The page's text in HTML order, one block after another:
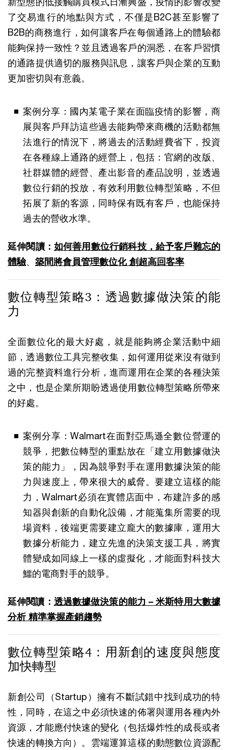
了交易進行的地點與方式，不僅是B2C甚至影響了
B2B的商務進行，如何讓客戶在每個通路上的體驗都
能夠保持一致性？並且透過客戶的洞悉，在客戶習慣
的通路提供適切的服務與訊息，讓客戶與企業的互動
更加密切與有意義。
案例分享：國內某電子業在面臨疫情的影響，商
展與客戶拜訪這些過去能夠帶來商機的活動都無
法進行的情況下，將過去的活動經費省下，投資
在各種線上通路的經營上，包括：官網的改版、
社群媒體的經營、產出影音的產品說明，並透過
數位行銷的投放，有效利用數位轉型策略，不但
拓展了新的客源，同時保有既有客戶，也能保持
過去的營收水準。
延伸閱讀： 如何善用數位行銷科技，給予客戶難忘的
體驗、 築間將會員管理數位化 創超高回客率
數位轉型策略3：透過數據做決策的能
力
全面數位化的最大好處，就是能夠將企業活動中細
節，透過數位工具完整收集，如何運用從來沒有做到
過的完整資料進行分析，進而運用在企業的各種決策
之中，也是企業所期盼透過使用數位轉型策略所帶來
的好處。
案例分享：Walmart在面對亞馬遜全數位營運的
競爭，把數位轉型的重點放在「建立用數據做決
策的能力」，因為競爭對手在運用數據決策的能
力與速度上，帶來很大的威脅。要建立這樣的能
力，Walmart必須在實體店面中，布建許多的感
知器與創新的自動化設備，才能蒐集所需要的現
場資料，後端更需要建立龐大的數據庫，運用大
數據分析能力，建立先進的決策支援工具，將實
體變成如同線上一樣的虛擬化，才能面對科技大
鱷的電商對手的競爭。
延伸閱讀： 透過數據做決策的能力 – 米斯特用大數據
分析 精準掌握產銷趨勢
數位轉型策略4：用新創的速度與態度
加快轉型
新創公司（Startup）擁有不斷試錯中找到成功的特
性，同時，在這之中必須快速的佈署與運用各種內外
資源，才能應付快速的變化（包括爆炸性的成長或者
快速的轉換方向）。雲端運算這樣的動態數位資源配